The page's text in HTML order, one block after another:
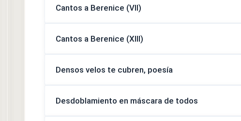
Cantos a Berenice (VII)
Cantos a Berenice (XIII)
Densos velos te cubren, poesía
Desdoblamiento en máscara de todos